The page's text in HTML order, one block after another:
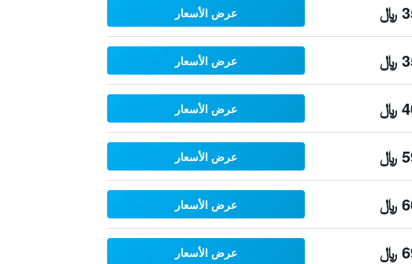
﷼ عرض الأسعار
﷼ عرض الأسعار
﷼ عرض الأسعار
﷼ عرض الأسعار
﷼ عرض الأسعار
﷼ عرض الأسعار